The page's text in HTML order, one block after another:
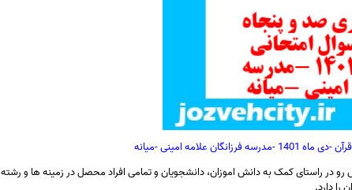
امینی -میانه
در راستای کمک به دانش اموزان، دانشجویان و تمامی افراد محصل در زمینه ها و رشته